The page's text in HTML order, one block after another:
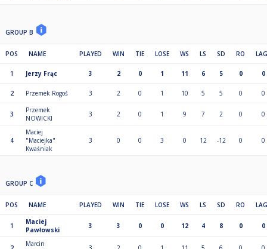
GROUP B
POS NAME PLAYED WIN TIE LOSE WS LS SD RO
1 Jerzy Frąc 3 2 0 1 11 6 5 0 0
2 Przemek Rogoś 3 2 0 1 10 5 5 0 0
3
Przemek
NOWICKI
3 2 0 1 9 7 2 0 0
4
Maciej
"Maciejka"
Kwaśniak
3 0 0 3 0 12 -12 0 0
GROUP C
POS NAME PLAYED WIN TIE LOSE WS LS SD RO
1
Maciej
Pawłowski
3 3 0 0 12 4 8 0 0
Marcin